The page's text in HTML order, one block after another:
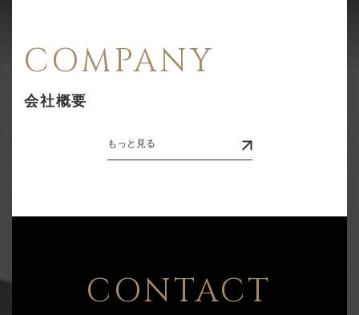
COMPANY
会社概要
もっと見る
CONTACT